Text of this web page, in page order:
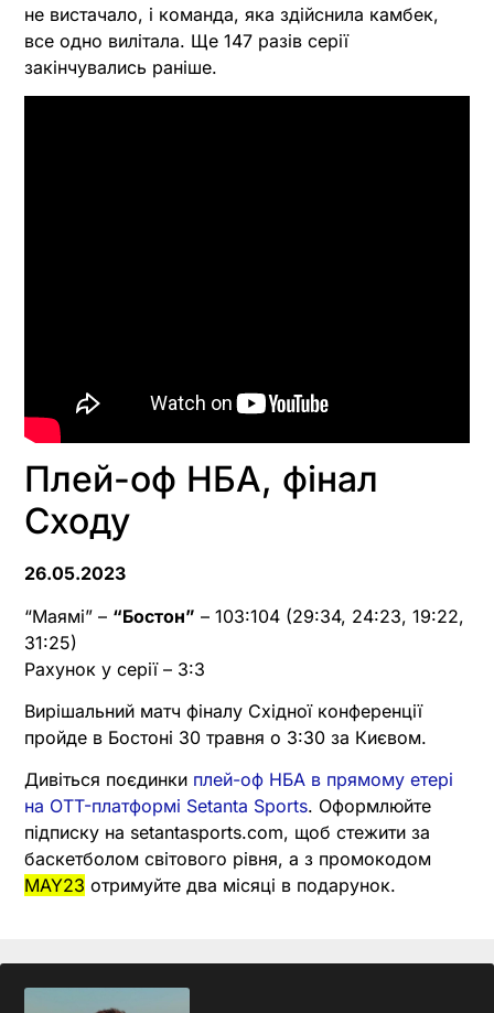
не вистачало, і команда, яка здійснила камбек,
все одно вилітала. Ще 147 разів серії
закінчувались раніше.
Плей-оф НБА, фінал
Сходу
26.05.2023
“Маямі” – “Бостон” – 103:104 (29:34, 24:23, 19:22,
31:25)
Рахунок у серії – 3:3
Вирішальний матч фіналу Східної конференції
пройде в Бостоні 30 травня о 3:30 за Києвом.
Дивіться поєдинки плей-оф НБА в прямому етері
на OTT-платформі Setanta Sports. Оформлюйте
підписку на setantasports.com, щоб стежити за
баскетболом світового рівня, а з промокодом
MAY23 отримуйте два місяці в подарунок.